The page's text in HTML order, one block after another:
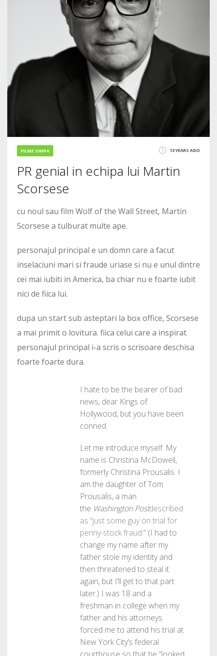
FILME SIMPA 13 YEARS AGO
PR genial in echipa lui Martin
Scorsese
cu noul sau film Wolf of the Wall Street, Martin
Scorsese a tulburat multe ape.
personajul principal e un domn care a facut
inselaciuni mari si fraude uriase si nu e unul dintre
cei mai iubiti in America, ba chiar nu e foarte iubit
nici de fiica lui.
dupa un start sub asteptari la box office, Scorsese
a mai primit o lovitura. fiica celui care a inspirat
personajul principal i-a scris o scrisoare deschisa
foarte foarte dura.
I hate to be the bearer of bad
news, dear Kings of
Hollywood, but you have been
conned.
Let me introduce myself. My
name is Christina McDowell,
formerly Christina Prousalis. I
am the daughter of Tom
Prousalis, a man
the Washington Postdescribed
as “just some guy on trial for
penny-stock fraud.” (I had to
change my name after my
father stole my identity and
then threatened to steal it
again, but I’ll get to that part
later.) I was 18 and a
freshman in college when my
father and his attorneys
forced me to attend his trial at
New York City’s federal